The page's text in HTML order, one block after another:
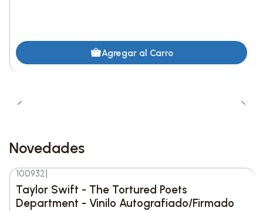
Agregar al Carro
Novedades
Nuevo
100932
Taylor Swift - The Tortured Poets
Department - Vinilo Autografiado/Firmado